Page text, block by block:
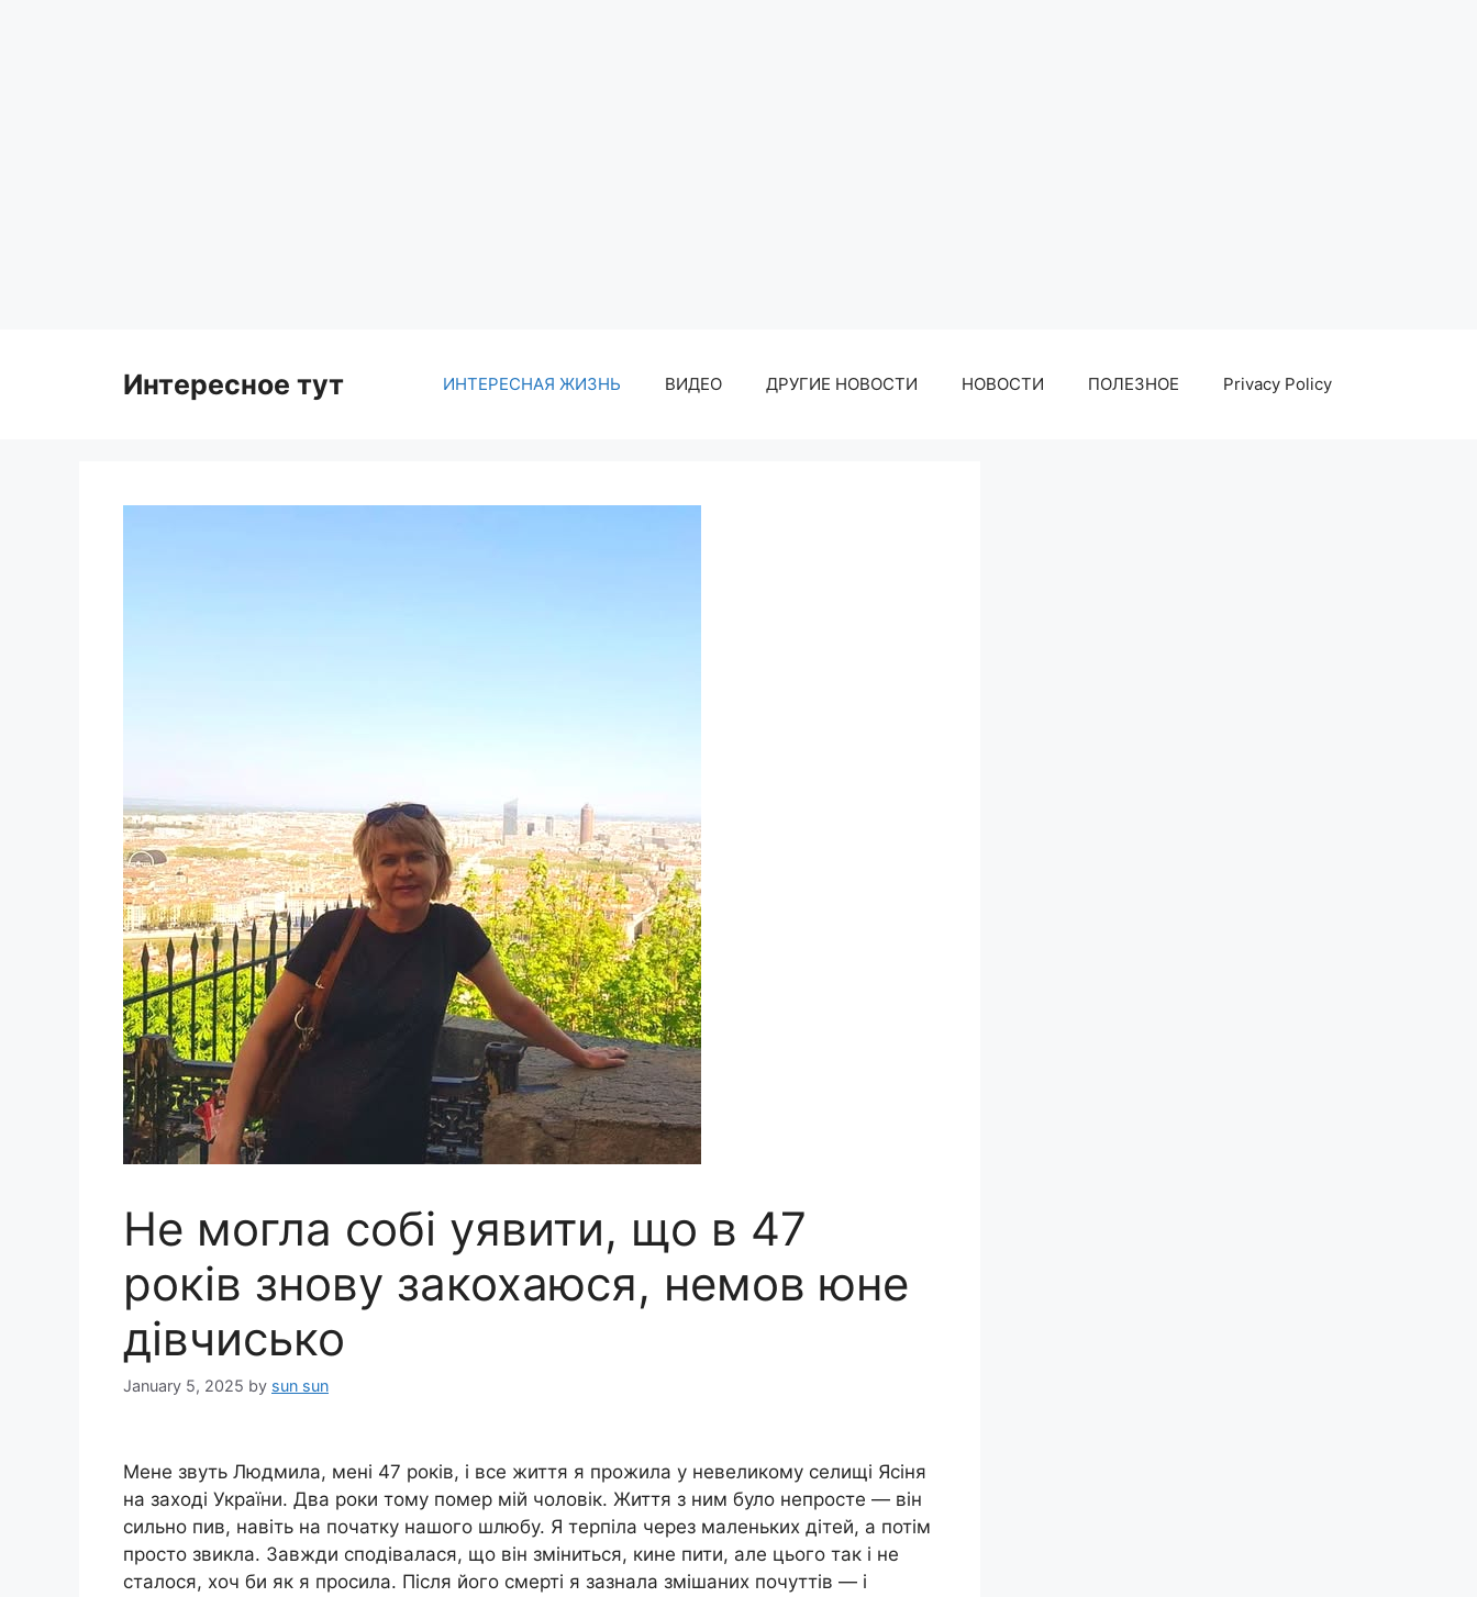
Интересное тут ИНТЕРЕСНАЯ ЖИЗНЬ ВИДЕО ДРУГИЕ НОВОСТИ НОВОСТИ ПОЛЕЗНОЕ Privacy Policy
Не могла собі уявити, що в 47
років знову закохаюся, немов юне
дівчисько
January 5, 2025 by sun sun
Мене звуть Людмила, мені 47 років, і все життя я прожила у невеликому селищі Ясіня
на заході України. Два роки тому помер мій чоловік. Життя з ним було непросте — він
сильно пив, навіть на початку нашого шлюбу. Я терпіла через маленьких дітей, а потім
просто звикла. Завжди сподівалася, що він зміниться, кине пити, але цього так і не
сталося, хоч би як я просила. Після його смерті я зазнала змішаних почуттів — і